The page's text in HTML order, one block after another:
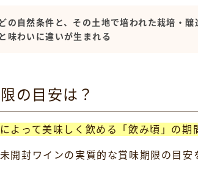
の自然条件と、その土地で培われた栽培・
味わいに違いが生まれる
の目安は？
って美味しく飲める「飲み頃」の期
封ワインの実質的な賞味期限の目安